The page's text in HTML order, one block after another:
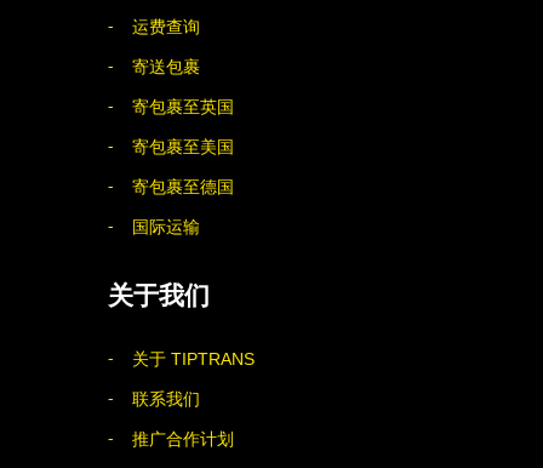
运费查询
寄送包裹
寄包裹至英国
寄包裹至美国
寄包裹至德国
国际运输
关于我们
关于 TIPTRANS
联系我们
推广合作计划